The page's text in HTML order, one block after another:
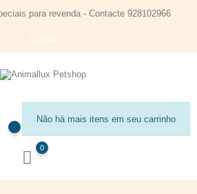
para revenda - Contacte 928102966
Conta
Não há mais itens em seu carrinho
0